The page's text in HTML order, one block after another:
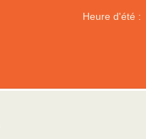
Heure d'été :